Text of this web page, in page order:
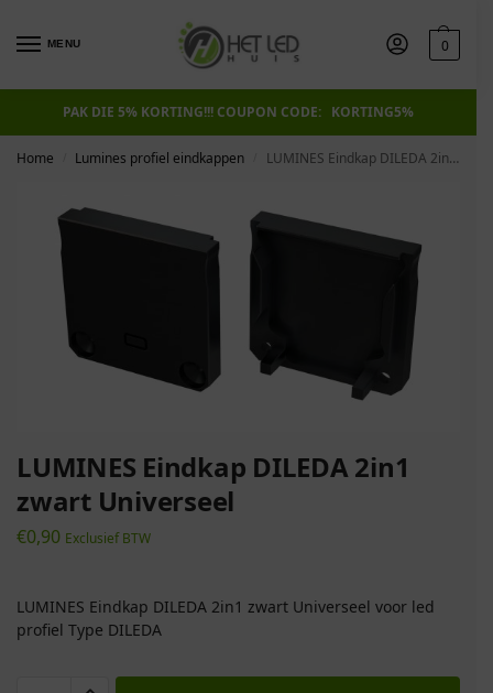
MENU 0
PAK DIE 5% KORTING!!! COUPON CODE: KORTING5%
Home Lumines profiel eindkappen LUMINES Eindkap DILEDA 2in1 zwart Universeel
LUMINES Eindkap DILEDA 2in1
zwart Universeel
€0,90 Exclusief BTW
LUMINES Eindkap DILEDA 2in1 zwart Universeel voor led
profiel Type DILEDA